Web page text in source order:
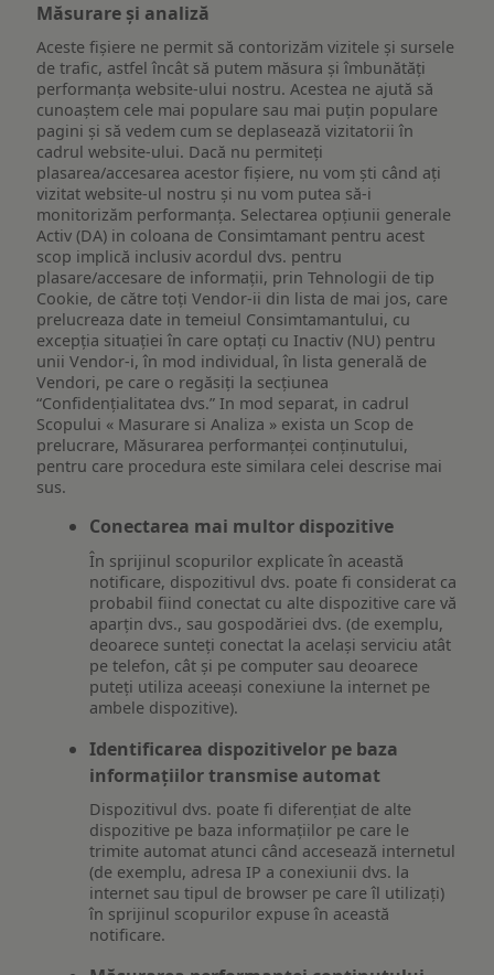
Măsurare și analiză
Aceste fișiere ne permit să contorizăm vizitele și sursele
de trafic, astfel încât să putem măsura și îmbunătăți
performanța website-ului nostru. Acestea ne ajută să
cunoaștem cele mai populare sau mai puțin populare
pagini și să vedem cum se deplasează vizitatorii în
cadrul website-ului. Dacă nu permiteți
plasarea/accesarea acestor fișiere, nu vom ști când ați
vizitat website-ul nostru și nu vom putea să-i
monitorizăm performanța. Selectarea opțiunii generale
Activ (DA) in coloana de Consimtamant pentru acest
scop implică inclusiv acordul dvs. pentru
plasare/accesare de informații, prin Tehnologii de tip
Cookie, de către toți Vendor-ii din lista de mai jos, care
prelucreaza date in temeiul Consimtamantului, cu
excepția situației în care optați cu Inactiv (NU) pentru
unii Vendor-i, în mod individual, în lista generală de
Vendori, pe care o regăsiți la secțiunea
“Confidențialitatea dvs.” In mod separat, in cadrul
Scopului « Masurare si Analiza » exista un Scop de
prelucrare, Măsurarea performanței conținutului,
pentru care procedura este similara celei descrise mai
sus.
Conectarea mai multor dispozitive
În sprijinul scopurilor explicate în această
notificare, dispozitivul dvs. poate fi considerat ca
probabil fiind conectat cu alte dispozitive care vă
aparțin dvs., sau gospodăriei dvs. (de exemplu,
deoarece sunteți conectat la același serviciu atât
pe telefon, cât și pe computer sau deoarece
puteți utiliza aceeași conexiune la internet pe
ambele dispozitive).
Identificarea dispozitivelor pe baza
informațiilor transmise automat
Dispozitivul dvs. poate fi diferențiat de alte
dispozitive pe baza informațiilor pe care le
trimite automat atunci când accesează internetul
(de exemplu, adresa IP a conexiunii dvs. la
internet sau tipul de browser pe care îl utilizați)
în sprijinul scopurilor expuse în această
notificare.